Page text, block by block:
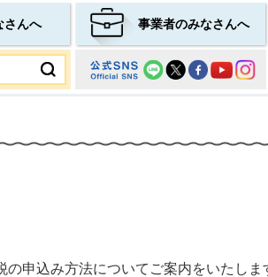
さんへ 事業者のみなさんへ
申込み方法についてご案内をいたしま